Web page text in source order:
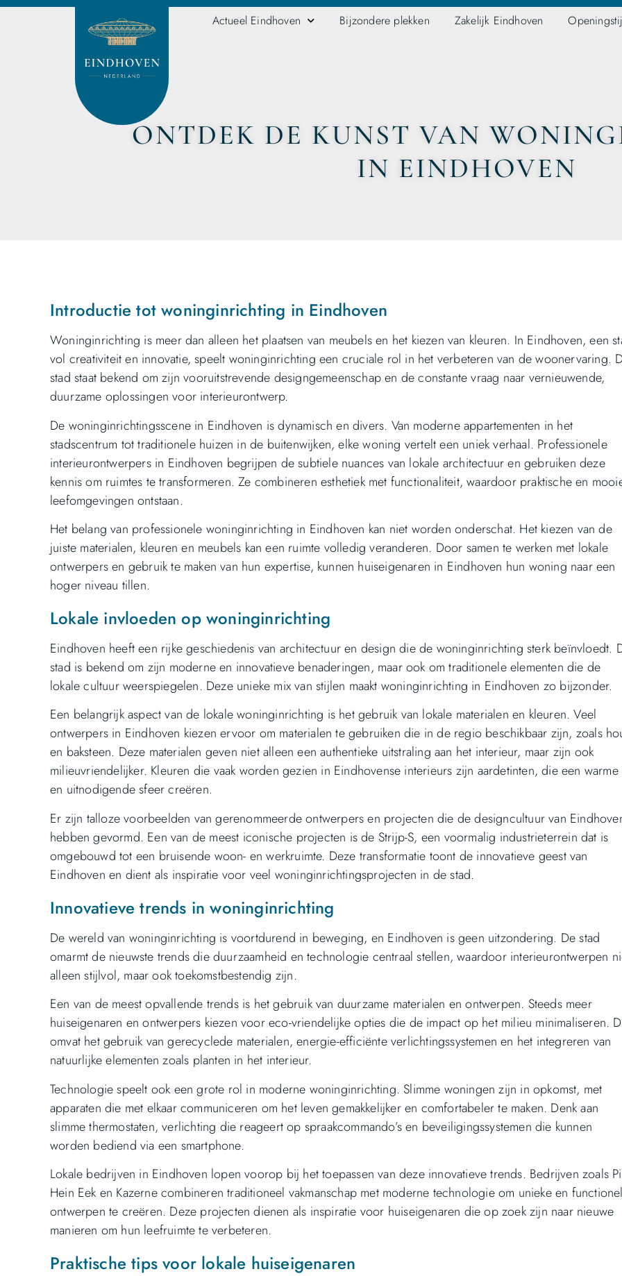
Actueel Eindhoven Bijzondere plekken Zakelijk Eindhoven
ONTDEK DE KUNST VAN
IN EINDHOVEN
Introductie tot woninginrichting in Eindhoven
Woninginrichting is meer dan alleen het plaatsen van meubels en het kiezen van kleuren. In Eindhoven, een
vol creativiteit en innovatie, speelt woninginrichting een cruciale rol in het verbeteren van de woonervaring.
stad staat bekend om zijn vooruitstrevende designgemeenschap en de constante vraag naar vernieuwende,
duurzame oplossingen voor interieurontwerp.
De woninginrichtingsscene in Eindhoven is dynamisch en divers. Van moderne appartementen in het
stadscentrum tot traditionele huizen in de buitenwijken, elke woning vertelt een uniek verhaal. Professionele
interieurontwerpers in Eindhoven begrijpen de subtiele nuances van lokale architectuur en gebruiken deze
kennis om ruimtes te transformeren. Ze combineren esthetiek met functionaliteit, waardoor praktische en
leefomgevingen ontstaan.
Het belang van professionele woninginrichting in Eindhoven kan niet worden onderschat. Het kiezen van de
juiste materialen, kleuren en meubels kan een ruimte volledig veranderen. Door samen te werken met lokale
ontwerpers en gebruik te maken van hun expertise, kunnen huiseigenaren in Eindhoven hun woning naar een
hoger niveau tillen.
Lokale invloeden op woninginrichting
Eindhoven heeft een rijke geschiedenis van architectuur en design die de woninginrichting sterk beïnvloedt.
stad is bekend om zijn moderne en innovatieve benaderingen, maar ook om traditionele elementen die de
lokale cultuur weerspiegelen. Deze unieke mix van stijlen maakt woninginrichting in Eindhoven zo bijzonder.
Een belangrijk aspect van de lokale woninginrichting is het gebruik van lokale materialen en kleuren. Veel
ontwerpers in Eindhoven kiezen ervoor om materialen te gebruiken die in de regio beschikbaar zijn, zoals
en baksteen. Deze materialen geven niet alleen een authentieke uitstraling aan het interieur, maar zijn ook
milieuvriendelijker. Kleuren die vaak worden gezien in Eindhovense interieurs zijn aardetinten, die een warme
en uitnodigende sfeer creëren.
Er zijn talloze voorbeelden van gerenommeerde ontwerpers en projecten die de designcultuur van
hebben gevormd. Een van de meest iconische projecten is de Strijp-S, een voormalig industrieterrein dat is
omgebouwd tot een bruisende woon- en werkruimte. Deze transformatie toont de innovatieve geest van
Eindhoven en dient als inspiratie voor veel woninginrichtingsprojecten in de stad.
Innovatieve trends in woninginrichting
De wereld van woninginrichting is voortdurend in beweging, en Eindhoven is geen uitzondering. De stad
omarmt de nieuwste trends die duurzaamheid en technologie centraal stellen, waardoor interieurontwerpen
alleen stijlvol, maar ook toekomstbestendig zijn.
Een van de meest opvallende trends is het gebruik van duurzame materialen en ontwerpen. Steeds meer
huiseigenaren en ontwerpers kiezen voor eco-vriendelijke opties die de impact op het milieu minimaliseren.
omvat het gebruik van gerecyclede materialen, energie-efficiënte verlichtingssystemen en het integreren van
natuurlijke elementen zoals planten in het interieur.
Technologie speelt ook een grote rol in moderne woninginrichting. Slimme woningen zijn in opkomst, met
apparaten die met elkaar communiceren om het leven gemakkelijker en comfortabeler te maken. Denk aan
slimme thermostaten, verlichting die reageert op spraakcommando’s en beveiligingssystemen die kunnen
worden bediend via een smartphone.
Lokale bedrijven in Eindhoven lopen voorop bij het toepassen van deze innovatieve trends. Bedrijven zoals
Hein Eek en Kazerne combineren traditioneel vakmanschap met moderne technologie om unieke en
ontwerpen te creëren. Deze projecten dienen als inspiratie voor huiseigenaren die op zoek zijn naar nieuwe
manieren om hun leefruimte te verbeteren.
Praktische tips voor lokale huiseigenaren